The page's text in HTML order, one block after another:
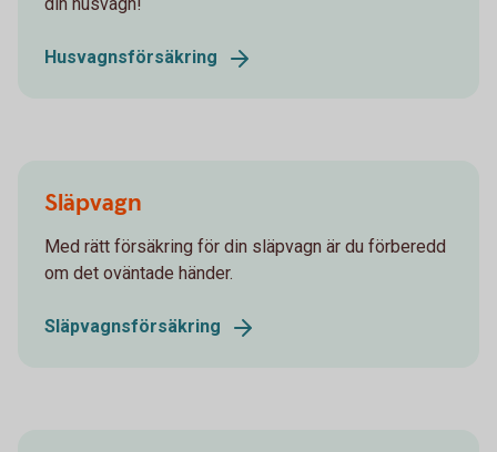
Husvagnsförsäkring
Släpvagn
Med rätt försäkring för din släpvagn är du förberedd
om det oväntade händer.
Släpvagnsförsäkring